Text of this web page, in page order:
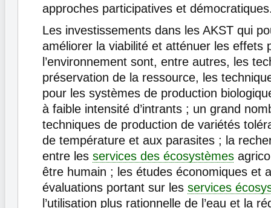
approches participatives et
Les investissements dans les AKST qui
améliorer la viabilité et atténuer les effets
l’environnement sont, entre autres, les
préservation de la ressource, les
pour les systèmes de production
à faible intensité d’intrants ; un grand
techniques de production de variétés
de température et aux parasites ; la
entre les services des écosystèmes
être humain ; les études économiques et
évaluations portant sur les services
l’utilisation plus rationnelle de l’eau et la